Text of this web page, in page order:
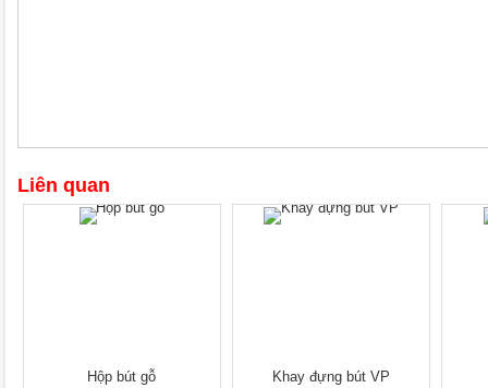
Liên quan
Hộp bút gỗ Khay đựng bút VP